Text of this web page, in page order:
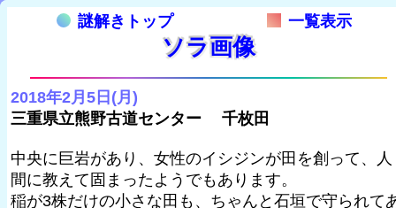
謎解きトップ 一覧表示
ソラ画像
2018年2月5日(月)
三重県立熊野古道センター 千枚田
中央に巨岩があり、女性のイシジンが田を創って、人
間に教えて固まったようでもあります。
稲が3株だけの小さな田も、ちゃんと石垣で守られて